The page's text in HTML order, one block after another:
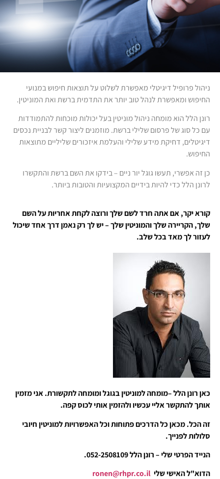
ניהול פרופיל דיגיטלי מאפשרת לשלוט על תוצאות חיפוש במנועי
החיפוש ומאפשרת לנהל טוב יותר את התדמית ברשת ואת המוניטין.
רונן הלל הוא מומחה ניהול מוניטין בעל יכולות מוכחות להתמודדות
עם כל סוג של פרסום שלילי ברשת. מוזמנים ליצור קשר לבניית נכסים
דיגיטלים, דחיקת מידע שלילי והעלמת איזכורים שליליים מתוצאות
החיפוש.
כן זה אפשרי, תעשו גוגל יור ניים – בידקו את השם ברשת והתקשרו
לרונן הלל כדי להיות בידיים המקצועיות והטובות ביותר.
קורא יקר, אם אתה חרד לשם שלך ורוצה לקחת אחריות על השם
שלך, הקריירה שלך והמוניטין שלך – יש לך רק נאמן דרך אחד שיכול
לעזור לך מאד בכל שלב.
כאן רונן הלל –מומחה למוניטין בגוגל ומומחה לתקשורת. אני מזמין
אותך להתקשר אליי עכשיו ולהזמין אותי לכוס קפה.
זה הכל. מכאן כל הדרכים פתוחות וכל האפשרויות למוניטין חיובי
סלולות לפנייך.
הנייד הפרטי שלי – רונן הלל 052-2508109.
הדוא"ל האישי שלי